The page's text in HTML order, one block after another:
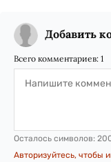
Добавить
Всего комментариев: 1
Осталось символов:
Авторизуйтесь, чтобы